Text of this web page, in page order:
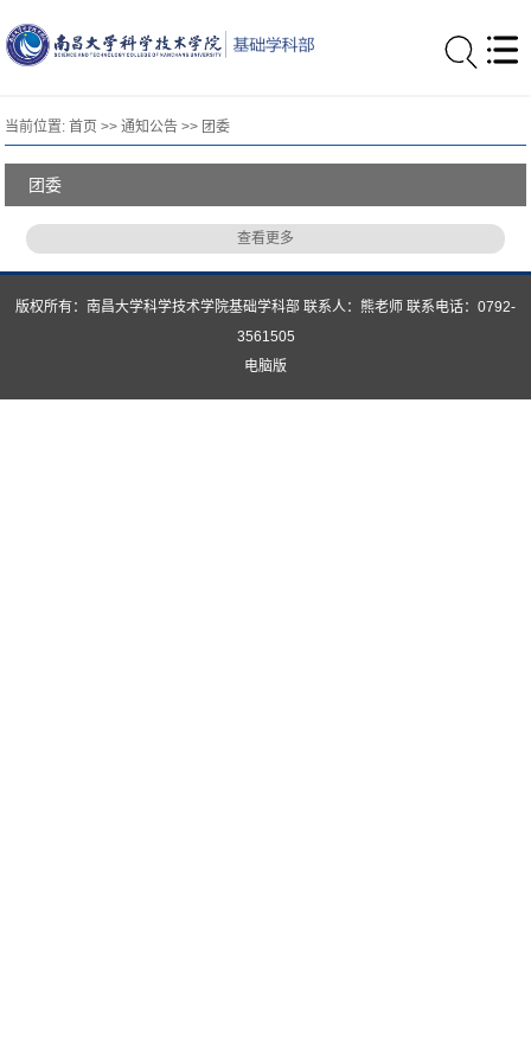
当前位置:首页 >>通知公告 >> 团委
团委
查看更多
版权所有：南昌大学科学技术学院基础学科部 联系人：熊老师 联系电话：0792-
3561505
电脑版